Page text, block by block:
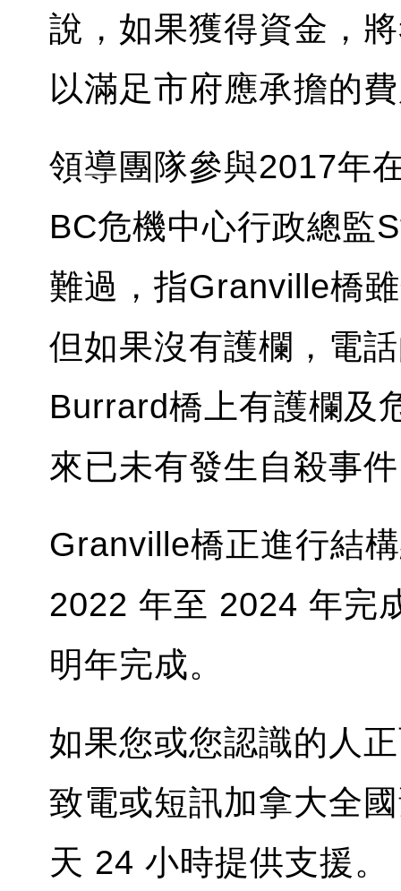
說，如果獲得資金，
以滿足市府應承擔的
領導團隊參與2017年
BC危機中心行政總監
難過，指Granville橋
但如果沒有護欄，電
Burrard橋上有護欄及
來已未有發生自殺事
Granville橋正進行結
2022 年至 2024 年完
明年完成。
如果您或您認識的人
致電或短訊加拿大全
天 24 小時提供支援。